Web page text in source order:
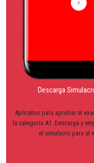
Descarga
Aplicativo para aprobar el
la categoria A1. Descarga y
el simulacro para el